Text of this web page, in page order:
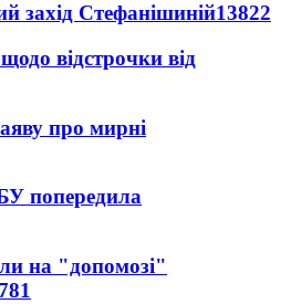
захід Стефанішиній13822
відстрочки від
про мирні
попередила
на "допомозі"